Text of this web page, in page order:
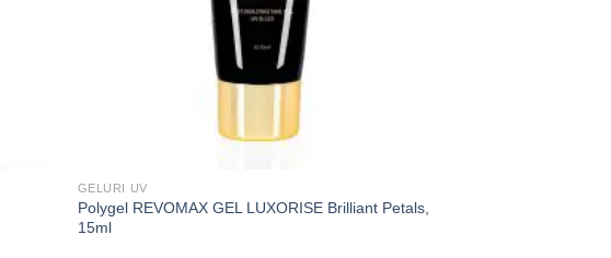
GELURI UV
Polygel REVOMAX GEL LUXORISE Brilliant Petals,
15ml